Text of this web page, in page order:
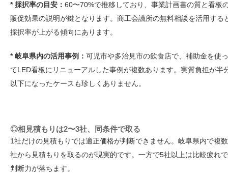
* 採択率の目安： 60〜70%で推移しており、事業計画書の質と看板
販促効果の説明が鍵となります。商工会議所の無料相談を活用する
採択率が上がる傾向にあります。
* 岐阜県内の活用事例： 可児市や多治見市の飲食店で、補助金を使っ
てLED看板にリニューアルした事例が複数あります。実質負担が半
以下になったケースも珍しくありません。
◎相見積もりは2〜3社、同条件で取る
1社だけの見積もりでは適正価格が判断できません。岐阜県内で複数
社から見積もりを取るのが現実的です。一方で5社以上は比較疲れで
判断力が落ちます。